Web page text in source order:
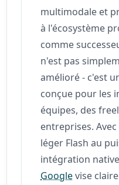
multimodale et
à l'écosystème
comme
n'est pas
amélioré - c'est
conçue pour les
équipes, des
entreprises.
léger Flash au
intégration
Googlevise